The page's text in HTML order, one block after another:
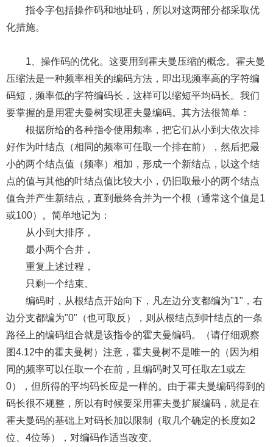
指令字包括操作码和地址码，所以对这两部分都采取优
化措施。
1、操作码的优化。这要用到霍夫曼压缩的概念。霍夫曼
压缩法是一种频率相关的编码方法，即出现频率高的字符编
码短，频率低的字符编码长，这样可以缩短平均码长。我们
要掌握的是用霍夫曼树实现霍夫曼编码。其方法很简单：
根据所给的各种指令使用频率，把它们从小到大依次排
好作为叶结点（相同的频率可任取一个排在前），然后把最
小的两个结点值（频率）相加，形成一个新结点，以这个结
点的值与其他的叶结点值比较大小，仍旧取最小的两个结点
值合并产生新结点，直到最终合并为一个根（通常这个值是1
或100）。简单地记为：
从小到大排序，
最小两个合并，
重复上述过程，
只剩一个结束。
编码时，从根结点开始向下，凡左边分支都编为"1"，右
边分支都编为"0"（也可取反），则从根结点到叶结点的一条
路径上的编码组合就是该指令的霍夫曼编码。（请仔细观察
图4.12中的霍夫曼树）注意，霍夫曼树不是唯一的（因为相
同的频率可以任取一个在前，且编码时又可任取左1或左
0），但所得的平均码长应是一样的。由于霍夫曼编码得到的
码长很不规整，所以有时候要采用霍夫曼扩展编码，就是在
霍夫曼码的基础上对码长加以限制（取几个确定的长度如2
位、4位等），对编码作适当改变。